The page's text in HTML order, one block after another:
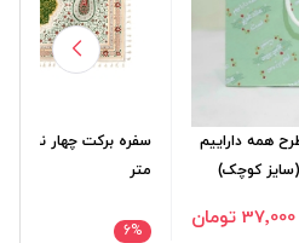
همه داراییم
کوچک)
37٬000 تومان
متر
6%